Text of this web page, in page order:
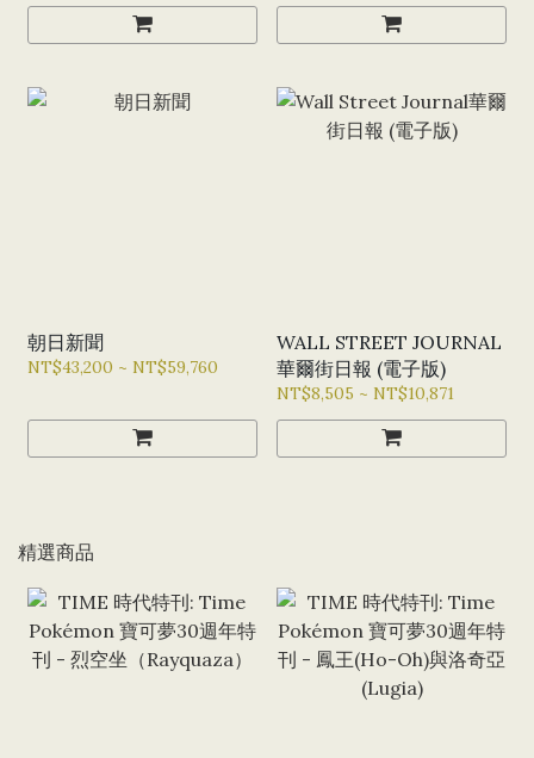
朝日新聞
NT$43,200 ~ NT$59,760
WALL STREET JOURNAL
華爾街日報 (電子版)
NT$8,505 ~ NT$10,871
精選商品